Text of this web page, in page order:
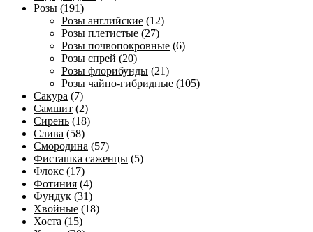
Розы (191)
Розы английские (12)
Розы плетистые (27)
Розы почвопокровные (6)
Розы спрей (20)
Розы флорибунды (21)
Розы чайно-гибридные (105)
Сакура (7)
Самшит (2)
Сирень (18)
Слива (58)
Смородина (57)
Фисташка саженцы (5)
Флокс (17)
Фотиния (4)
Фундук (31)
Хвойные (18)
Хоста (15)